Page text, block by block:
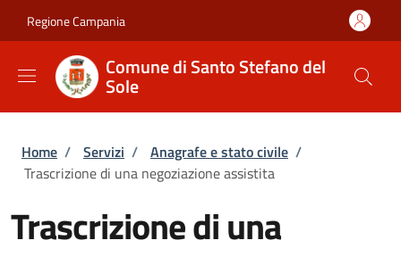
Regione Campania
Comune di Santo Stefano del
Sole
Briciole di pane
Home / Servizi / Anagrafe e stato civile /
Trascrizione di una negoziazione assistita
Trascrizione di una